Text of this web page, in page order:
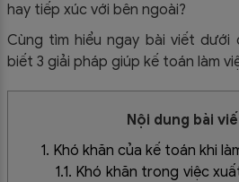
hay tiếp xúc với bên ngoài?
Cùng tìm hiểu ngay bài viết dưới
biết 3 giải pháp giúp kế toán làm
Nội dung bài
1. Khó khăn của kế toán khi
1.1. Khó khăn trong việc